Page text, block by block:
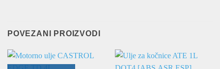
POVEZANI PROIZVODI